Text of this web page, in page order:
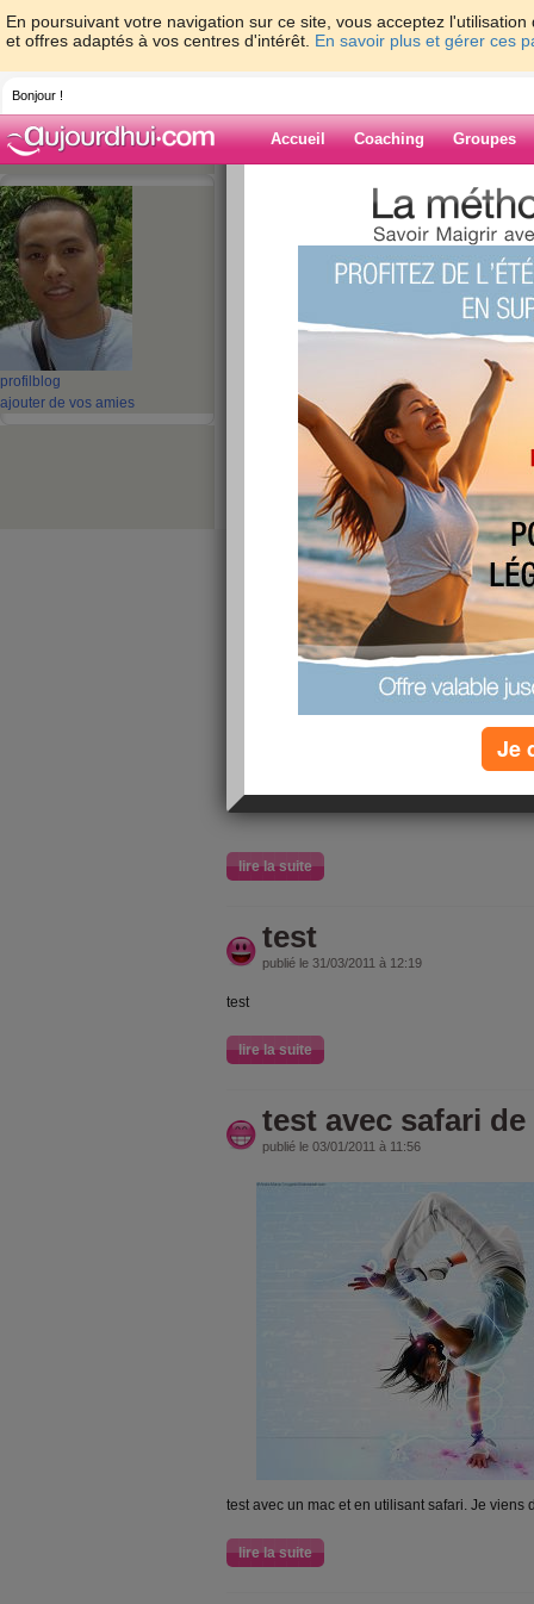
En poursuivant votre navigation sur ce site, vous acceptez
et offres adaptés à vos centres d'intérêt. En savoir plus et gérer ces
Bonjour !
Accueil Coaching Groupes
profil blog
ajouter de vos amies
> davypajavant
Blog de
3 4
Je viens juste de
minutes sur
vous ?
publié le 15/07/2011 à 08:55
Je viens
relaxer 2
vous ?
lire la suite
test
publié le 31/03/2011 à 12:19
test
lire la suite
test avec safari de
publié le 03/01/2011 à 11:56
test avec un mac et en utilisant safari. Je viens
lire la suite
Je